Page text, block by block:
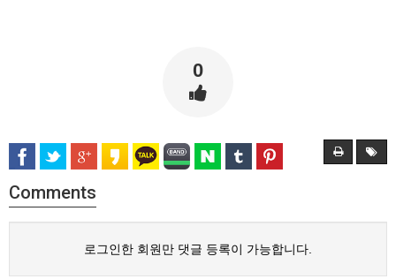
0
Comments
로그인한 회원만 댓글 등록이 가능합니다.